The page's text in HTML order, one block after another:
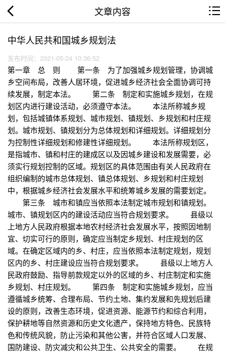
文章内容
中华人民共和国城乡规划法
发布时间：2021-05-24 10:36:52
第一章 总 则 第一条 为了加强城乡规划管理，协调城
乡空间布局，改善人居环境，促进城乡经济社会全面协调可持
续发展，制定本法。 第二条 制定和实施城乡规划，在规
划区内进行建设活动，必须遵守本法。 本法所称城乡规
划，包括城镇体系规划、城市规划、镇规划、乡规划和村庄规
划。城市规划、镇规划分为总体规划和详细规划。详细规划分
为控制性详细规划和修建性详细规划。 本法所称规划区，
是指城市、镇和村庄的建成区以及因城乡建设和发展需要，必
须实行规划控制的区域。规划区的具体范围由有关人民政府在
组织编制的城市总体规划、镇总体规划、乡规划和村庄规划
中，根据城乡经济社会发展水平和统筹城乡发展的需要划定。
第三条 城市和镇应当依照本法制定城市规划和镇规划。
城市、镇规划区内的建设活动应当符合规划要求。 县级以
上地方人民政府根据本地农村经济社会发展水平，按照因地制
宜、切实可行的原则，确定应当制定乡规划、村庄规划的区
域。在确定区域内的乡、村庄，应当依照本法制定规划，规划
区内的乡、村庄建设应当符合规划要求。 县级以上地方人
民政府鼓励、指导前款规定以外的区域的乡、村庄制定和实施
乡规划、村庄规划。 第四条 制定和实施城乡规划，应当
遵循城乡统筹、合理布局、节约土地、集约发展和先规划后建
设的原则，改善生态环境，促进资源、能源节约和综合利用，
保护耕地等自然资源和历史文化遗产，保持地方特色、民族特
色和传统风貌，防止污染和其他公害，并符合区域人口发展、
国防建设、防灾减灾和公共卫生、公共安全的需要。 在规